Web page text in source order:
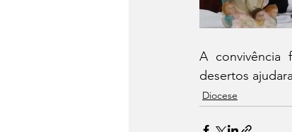
A convivência
desertos
Diocese